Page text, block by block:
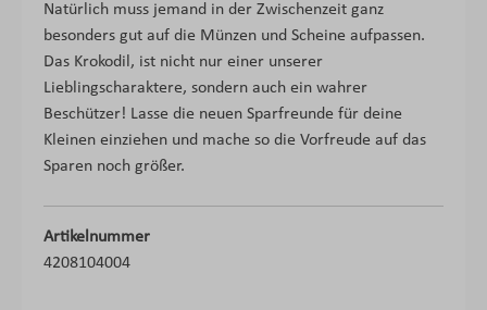
Natürlich muss jemand in der Zwischenzeit ganz
besonders gut auf die Münzen und Scheine aufpassen.
Das Krokodil, ist nicht nur einer unserer
Lieblingscharaktere, sondern auch ein wahrer
Beschützer! Lasse die neuen Sparfreunde für deine
Kleinen einziehen und mache so die Vorfreude auf das
Sparen noch größer.
Artikelnummer
4208104004